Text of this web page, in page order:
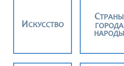
ИСКУССТВО
СТРАНЫ
ГОРОДА
НАРОДЫ